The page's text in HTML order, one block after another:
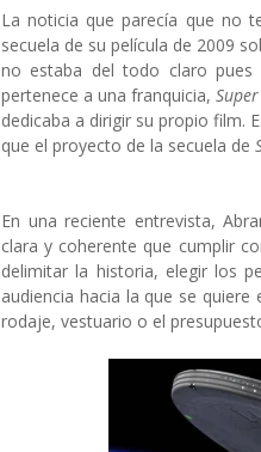
La noticia que parecía que no
secuela de su película de 2009
no estaba del todo claro pues
pertenece a una franquicia,
dedicaba a dirigir su propio film.
que el proyecto de la secuela de
En una reciente entrevista,
clara y coherente que cumplir
delimitar la historia, elegir los
audiencia hacia la que se
rodaje, vestuario o el